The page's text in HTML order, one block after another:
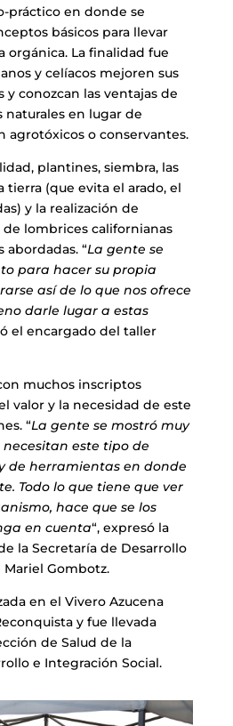
práctico en donde se
básicos para llevar
orgánica. La finalidad fue
y celíacos mejoren sus
conozcan las ventajas de
en lugar de
agrotóxicos o conservantes.
plantines, siembra, las
tierra (que evita el arado, el
y la realización de
lombrices californianas
“La gente se
para hacer su propia
así de lo que nos ofrece
darle lugar a estas
el encargado del taller
muchos inscriptos
valor y la necesidad de este
“La gente se mostró muy
este tipo de
de herramientas en donde
Todo lo que tiene que ver
hace que se los
en cuenta“, expresó la
la Secretaría de Desarrollo
Gombotz.
en el Vivero Azucena
y fue llevada
de Salud de la
e Integración Social.